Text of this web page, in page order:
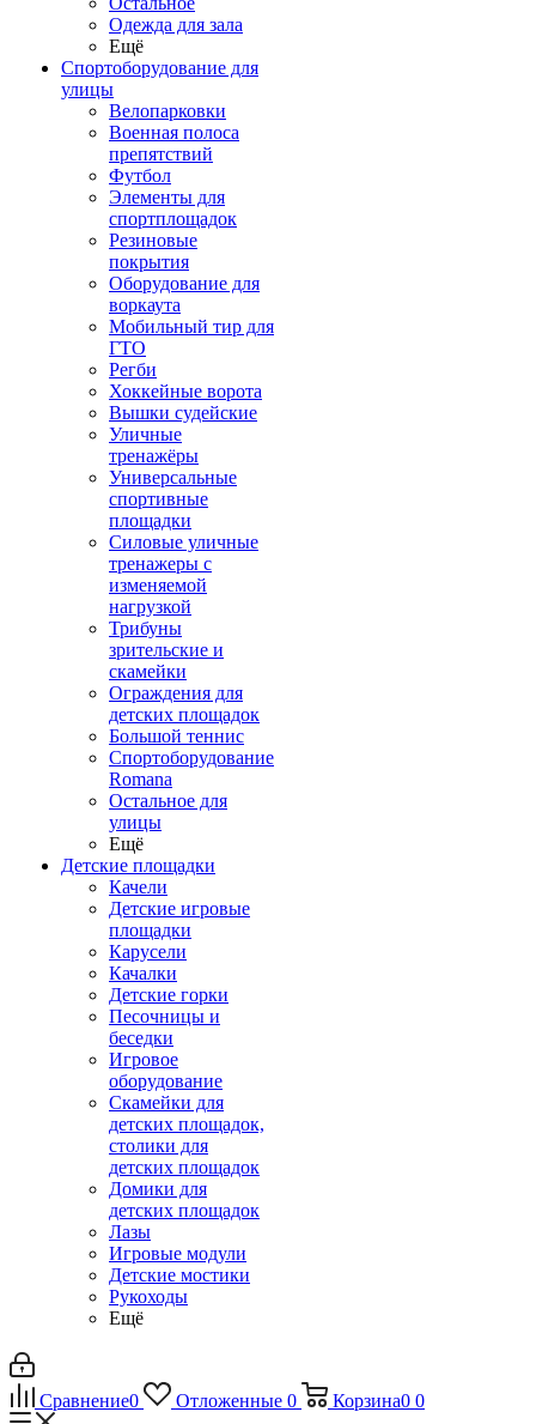
Одежда для зала
Ещё
Спортоборудование для
улицы
Велопарковки
Военная полоса
препятствий
Футбол
Элементы для
спортплощадок
Резиновые
покрытия
Оборудование для
воркаута
Мобильный тир для
ГТО
Регби
Хоккейные ворота
Вышки судейские
Уличные
тренажёры
Универсальные
спортивные
площадки
Силовые уличные
тренажеры с
изменяемой
нагрузкой
Трибуны
зрительские и
скамейки
Ограждения для
детских площадок
Большой теннис
Спортоборудование
Romana
Остальное для
улицы
Ещё
Детские площадки
Качели
Детские игровые
площадки
Карусели
Качалки
Детские горки
Песочницы и
беседки
Игровое
оборудование
Скамейки для
детских площадок,
столики для
детских площадок
Домики для
детских площадок
Лазы
Игровые модули
Детские мостики
Рукоходы
Ещё
Сравнение0 Отложенные 0 Корзина0 0